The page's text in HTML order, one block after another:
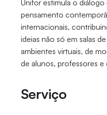
Unifor estimula o
pensamento
internacionais,
ideias não só em salas
ambientes virtuais, de
de alunos, professores
Serviço